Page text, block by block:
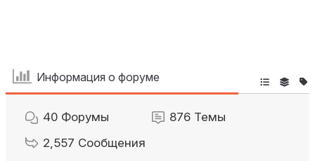
Информация о форуме
40 Форумы 876 Темы
2,557 Сообщения